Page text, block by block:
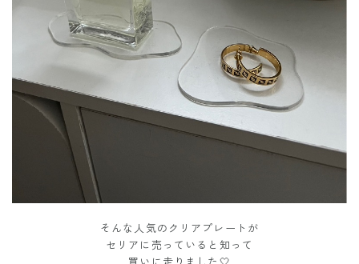
そんな人気のクリアプレートが
セリアに売っていると知って